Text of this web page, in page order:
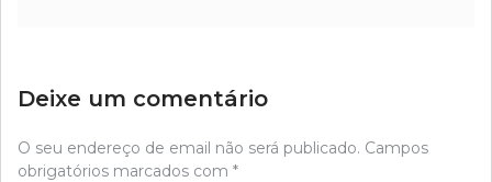
Deixe um comentário
O seu endereço de email não será publicado. Campos
obrigatórios marcados com *